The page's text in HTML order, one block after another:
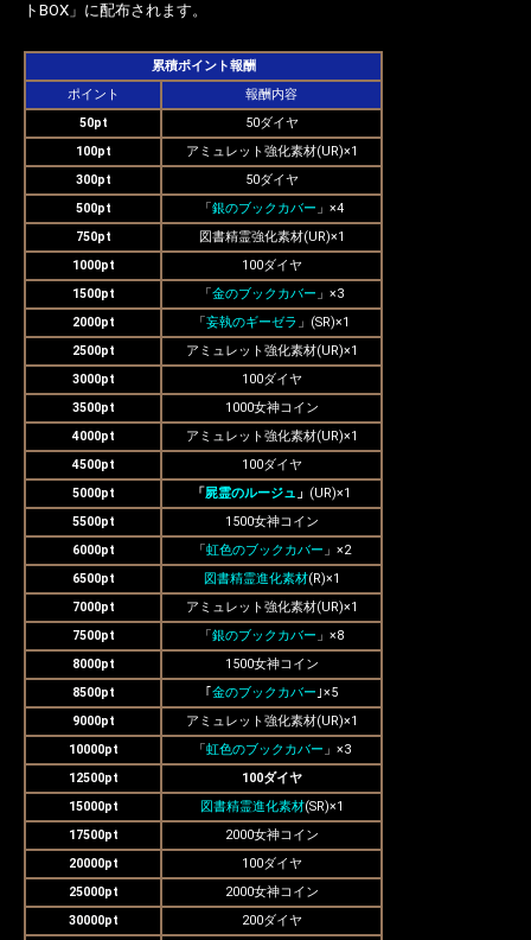
トBOX」に配布されます。
累積ポイント報酬
ポイント
報酬内容
50pt
50ダイヤ
100pt
アミュレット強化素材(UR)×1
300pt
50ダイヤ
500pt
「銀のブックカバー 」×4
750pt
図書精霊強化素材(UR)×1
1000pt
100ダイヤ
1500pt
「金のブックカバー 」×3
2000pt
「妄執のギーゼラ 」(SR)×1
2500pt
アミュレット強化素材(UR)×1
3000pt
100ダイヤ
3500pt
1000女神コイン
4000pt
アミュレット強化素材(UR)×1
4500pt
100ダイヤ
5000pt
「屍霊のルージュ 」 (UR)×1
5500pt
1500女神コイン
6000pt
「虹色のブックカバー 」×2
6500pt
図書精霊進化素材(R)×1
7000pt
アミュレット強化素材(UR)×1
7500pt
「銀のブックカバー 」×8
8000pt
1500女神コイン
8500pt
｢金のブックカバー ｣×5
9000pt
アミュレット強化素材(UR)×1
10000pt
「虹色のブックカバー 」×3
12500pt
100ダイヤ
15000pt
図書精霊進化素材(SR)×1
17500pt
2000女神コイン
20000pt
100ダイヤ
25000pt
2000女神コイン
30000pt
200ダイヤ